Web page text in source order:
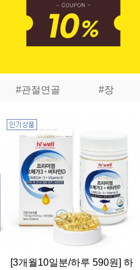
#관절연골 #장
[3개월10일분/하루 590원] 하